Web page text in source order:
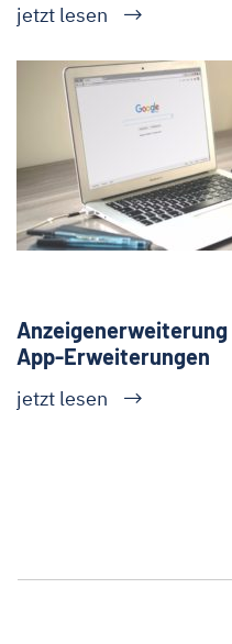
jetzt lesen
Anzeigenerweiterung
App-Erweiterungen
jetzt lesen